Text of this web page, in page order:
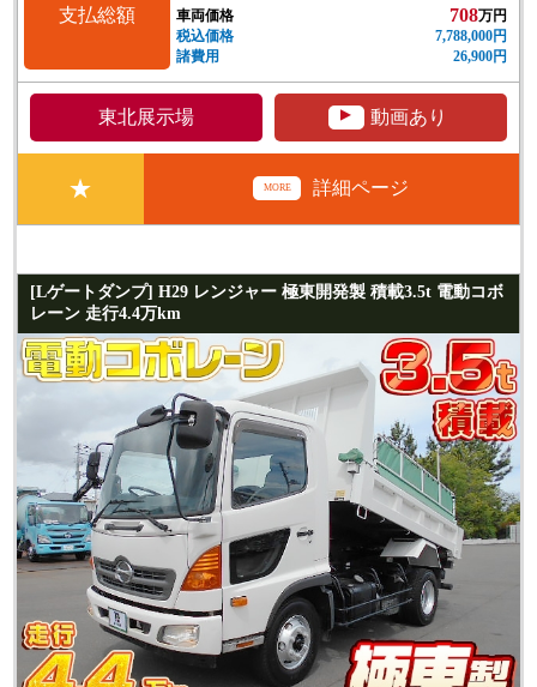
支払総額 車両価格 708万円
税込価格
7,788,000円
諸費用
26,900円
東北展示場 ▲ 動画あり
★ MORE 詳細ページ
[Lゲートダンプ] H29 レンジャー 極東開発製 積載3.5t 電動コボ
レーン 走行4.4万km